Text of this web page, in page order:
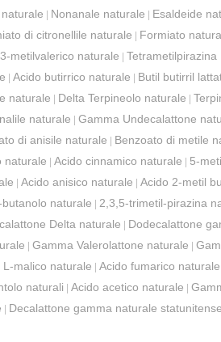
| Nonanale naturale | Esaldeide
di citronellile naturale | Formiato
metilvalerico naturale | Tetrametilpirazina
| Acido butirrico naturale | Butil butirril
naturale | Delta Terpineolo naturale |
naturale | Gamma Undecalattone
di anisile naturale | Benzoato di metile
naturale | Acido cinnamico naturale | 5-
| Acido anisico naturale | Acido 2-metil
naturale | 2,3,5-trimetil-pirazina
Delta naturale | Dodecalattone
| Gamma Valerolattone naturale |
L-malico naturale | Acido fumarico naturale
naturali | Acido acetico naturale |
| Decalattone gamma naturale statunitense